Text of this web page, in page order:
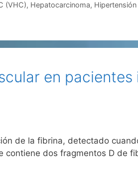
(VHC), Hepatocarcinoma,
en
de la fibrina, detectado
contiene dos fragmentos D de